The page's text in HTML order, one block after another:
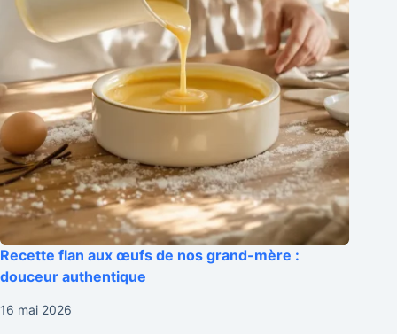
Recette flan aux œufs de nos grand-mère :
douceur authentique
16 mai 2026